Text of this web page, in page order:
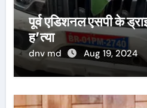
पूर्व एडिशनल एसपी के
ह’त्या
dnv md Aug 19, 2024